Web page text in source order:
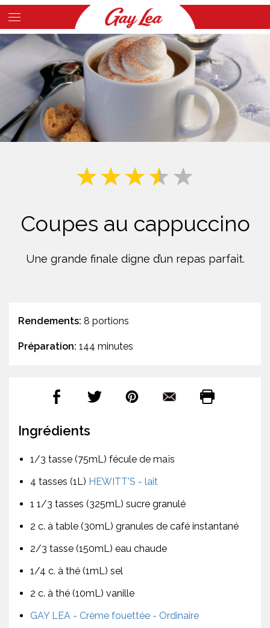
Skip
to
main
Main
Content
Coupes au cappuccino
Une grande finale digne d’un repas parfait.
Rendements: 8 portions
Préparation: 144 minutes
Ingrédients
1/3 tasse (75mL) fécule de maïs
4 tasses (1L) HEWITT'S - lait
1 1/3 tasses (325mL) sucre granulé
2 c. à table (30mL) granules de café instantané
2/3 tasse (150mL) eau chaude
1/4 c. à thé (1mL) sel
2 c. à thé (10mL) vanille
GAY LEA - Crème fouettée - Ordinaire